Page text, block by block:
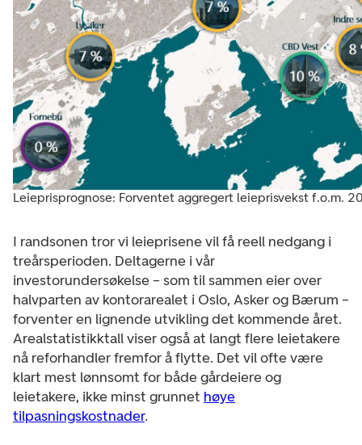
Leieprisprognose: Forventet aggregert leieprisvekst f.o.m.
I randsonen tror vi leieprisene vil få reell nedgang i
treårsperioden. Deltagerne i vår
investorundersøkelse – som til sammen eier over
halvparten av kontorarealet i Oslo, Asker og Bærum –
forventer en lignende utvikling det kommende året.
Arealstatistikktall viser også at langt flere leietakere
nå reforhandler fremfor å flytte. Det vil ofte være
klart mest lønnsomt for både gårdeiere og
leietakere, ikke minst grunnet høye
tilpasningskostnader.